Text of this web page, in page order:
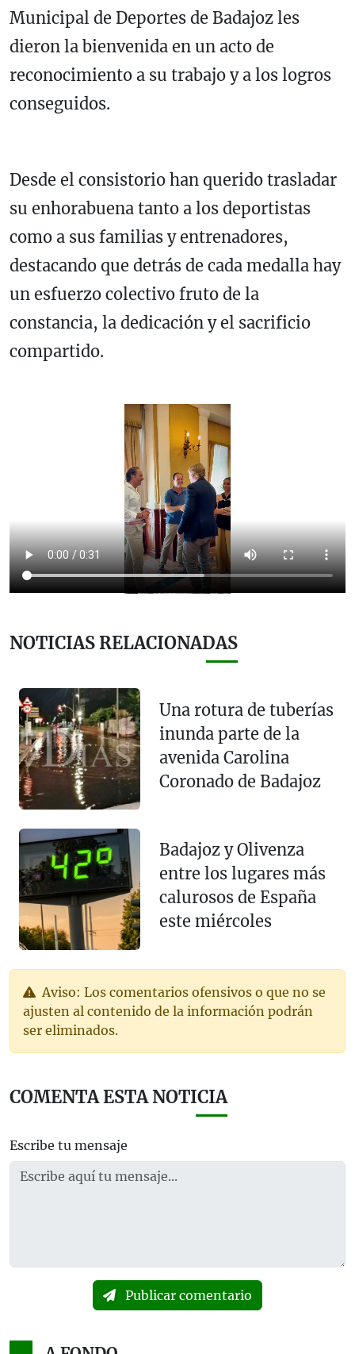
Municipal de Deportes de Badajoz les
dieron la bienvenida en un acto de
reconocimiento a su trabajo y a los logros
conseguidos.
Desde el consistorio han querido trasladar
su enhorabuena tanto a los deportistas
como a sus familias y entrenadores,
destacando que detrás de cada medalla hay
un esfuerzo colectivo fruto de la
constancia, la dedicación y el sacrificio
compartido.
NOTICIAS RELACIONADAS
Una rotura de tuberías
inunda parte de la
avenida Carolina
Coronado de Badajoz
Badajoz y Olivenza
entre los lugares más
calurosos de España
este miércoles
Aviso: Los comentarios ofensivos o que no se
ajusten al contenido de la información podrán
ser eliminados.
COMENTA ESTA NOTICIA
Escribe tu mensaje
Publicar comentario